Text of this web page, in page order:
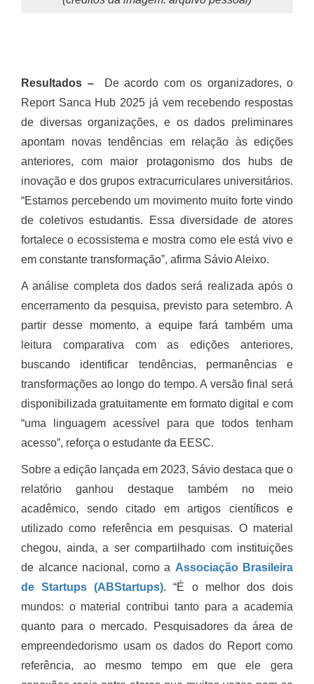
Resultados –
De acordo com os organizadores, o
Report Sanca Hub 2025 já vem recebendo respostas
de diversas organizações, e os dados preliminares
apontam novas tendências em relação às edições
anteriores, com maior protagonismo dos hubs de
inovação e dos grupos extracurriculares universitários.
“Estamos percebendo um movimento muito forte vindo
de coletivos estudantis. Essa diversidade de atores
fortalece o ecossistema e mostra como ele está vivo e
em constante transformação”, afirma Sávio Aleixo.
A análise completa dos dados será realizada após o
encerramento da pesquisa, previsto para setembro. A
partir desse momento, a equipe fará também uma
leitura comparativa com as edições anteriores,
buscando identificar tendências, permanências e
transformações ao longo do tempo. A versão final será
disponibilizada gratuitamente em formato digital e com
“uma linguagem acessível para que todos tenham
acesso”, reforça o estudante da EESC.
Sobre a edição lançada em 2023, Sávio destaca que o
relatório ganhou destaque também no meio
acadêmico, sendo citado em artigos científicos e
utilizado como referência em pesquisas. O material
chegou, ainda, a ser compartilhado com instituições
de alcance nacional, como a Associação Brasileira
de Startups (ABStartups). “É o melhor dos dois
mundos: o material contribui tanto para a academia
quanto para o mercado. Pesquisadores da área de
empreendedorismo usam os dados do Report como
referência, ao mesmo tempo em que ele gera